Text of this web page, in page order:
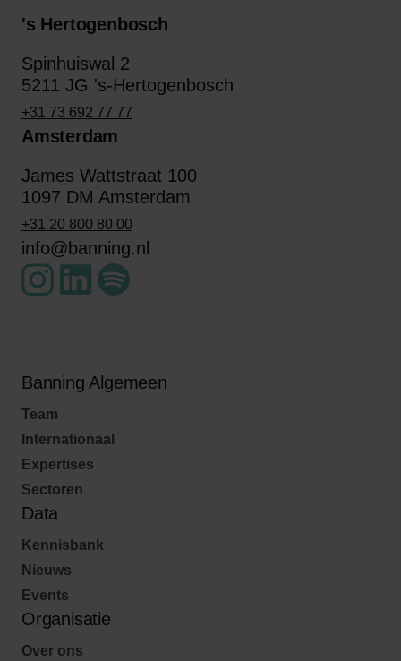
's Hertogenbosch
Spinhuiswal 2
5211 JG 's-Hertogenbosch
+31 73 692 77 77
Amsterdam
James Wattstraat 100
1097 DM Amsterdam
+31 20 800 80 00
info@banning.nl
Banning Algemeen
Team
Internationaal
Expertises
Sectoren
Data
Kennisbank
Nieuws
Events
Organisatie
Over ons